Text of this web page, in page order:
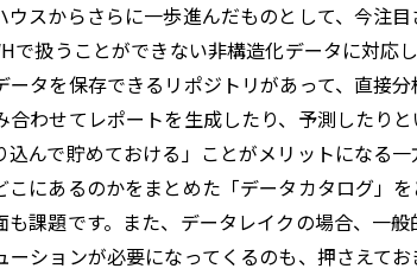
ウスからさらに一歩進んだものとして、今注
で扱うことができない非構造化データに対
ータを保存できるリポジトリがあって、直接
合わせてレポートを生成したり、予測したりと
込んで貯めておける」ことがメリットになる
こにあるのかをまとめた「データカタログ」
も課題です。また、データレイクの場合、一
ションが必要になってくるのも、押さえてお